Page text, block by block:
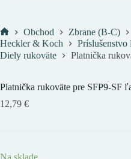
Domov
Obchod Zbrane (B-C)
Heckler & Koch
Diely rukoväte
Platnička
Platnička rukoväte pre SFP9-SF
12,79 €
Na sklade